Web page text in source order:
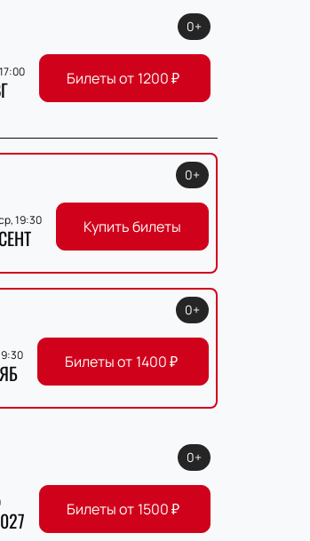
0+
Билеты от 1200₽
19:30
СЕНТ
0+
Купить билеты
0+
Билеты от 1400₽
0+
Билеты от 1500₽